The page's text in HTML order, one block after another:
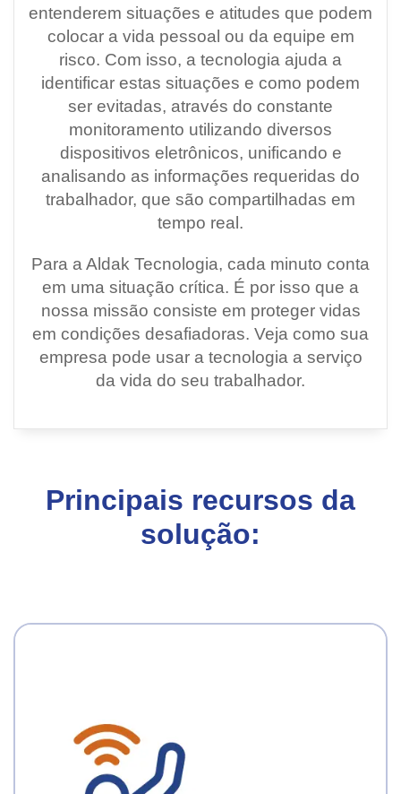
entenderem situações e atitudes que podem
colocar a vida pessoal ou da equipe em
risco. Com isso, a tecnologia ajuda a
identificar estas situações e como podem
ser evitadas, através do constante
monitoramento utilizando diversos
dispositivos eletrônicos, unificando e
analisando as informações requeridas do
trabalhador, que são compartilhadas em
tempo real.
Para a Aldak Tecnologia, cada minuto conta
em uma situação crítica. É por isso que a
nossa missão consiste em proteger vidas
em condições desafiadoras. Veja como sua
empresa pode usar a tecnologia a serviço
da vida do seu trabalhador.
Principais recursos da
solução: